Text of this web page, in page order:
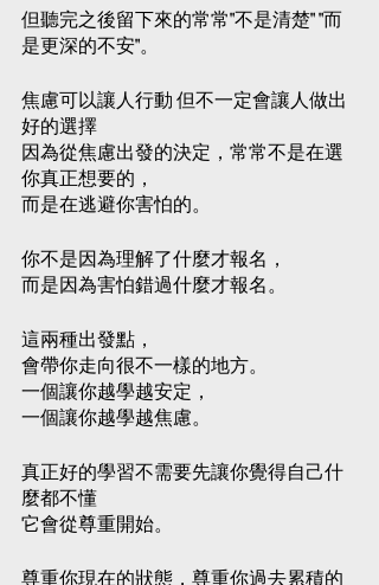
Aroma
Aroma
Library
Library
但聽完之後留下來的常常"不是清楚" "而
是更深的不安"。
焦慮可以讓人行動 但不一定會讓人做出
好的選擇
因為從焦慮出發的決定，常常不是在選
你真正想要的，
而是在逃避你害怕的。
你不是因為理解了什麼才報名，
而是因為害怕錯過什麼才報名。
這兩種出發點，
會帶你走向很不一樣的地方。
一個讓你越學越安定，
一個讓你越學越焦慮。
真正好的學習不需要先讓你覺得自己什
麼都不懂
它會從尊重開始。
尊重你現在的狀態，尊重你過去累積的